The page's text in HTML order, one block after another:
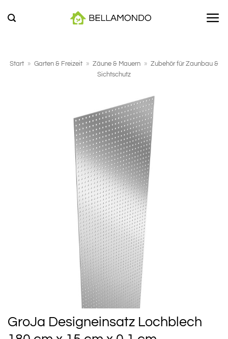
Inhalt
Start » Garten & Freizeit » Zäune & Mauern » Zubehör für Zaunbau &
Sichtschutz
GroJa Designeinsatz Lochblech